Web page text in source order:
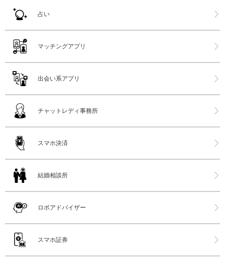
占い
マッチングアプリ
出会い系アプリ
チャットレディ事務所
スマホ決済
結婚相談所
ロボアドバイザー
スマホ証券